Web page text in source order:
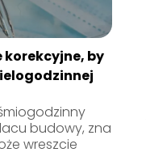
by
budowy, zna
wreszcie